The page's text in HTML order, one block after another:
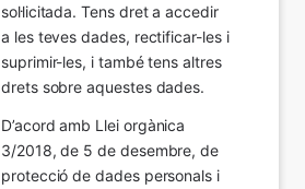
sol·licitada. Tens dret a accedir
a les teves dades, rectificar-les i
suprimir-les, i també tens altres
drets sobre aquestes dades.
D’acord amb Llei orgànica
3/2018, de 5 de desembre, de
protecció de dades personals i